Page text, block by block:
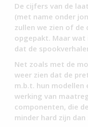
De cijfers van de
(met name onder
zullen we zien of
opgepakt. Maar wat
dat de
Net zoals met de
weer zien dat de
m.b.t. hun modellen
werking van
componenten, die
minder hard zijn